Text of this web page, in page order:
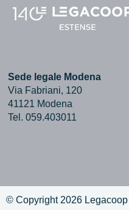
Sede legale Modena
Via Fabriani, 120
41121 Modena
Tel. 059.403011
© Copyright 2026